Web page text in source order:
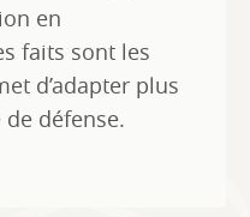
en
faits sont les
d’adapter plus
défense.